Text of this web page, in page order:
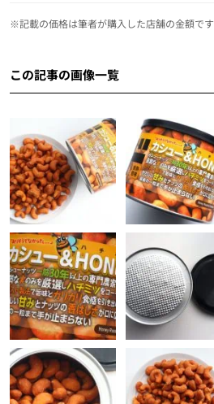
※記載の価格は筆者が購入した店舗の金額です
この記事の画像一覧